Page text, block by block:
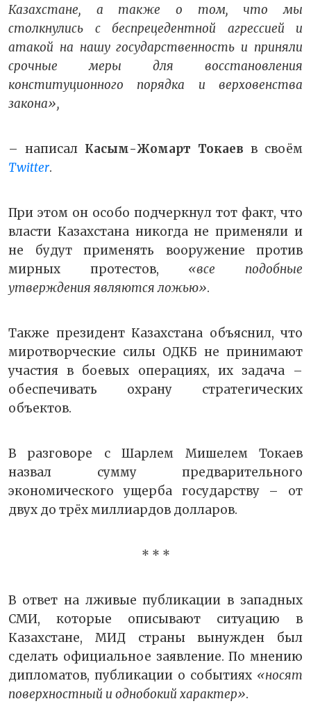
Казахстане, а также о том, что мы
столкнулись с беспрецедентной агрессией и
атакой на нашу государственность и приняли
срочные меры для восстановления
конституционного порядка и верховенства
закона»,
– написал Касым-Жомарт Токаев в своём
Twitter.
При этом он особо подчеркнул тот факт, что
власти Казахстана никогда не применяли и
не будут применять вооружение против
мирных протестов, «все подобные
утверждения являются ложью».
Также президент Казахстана объяснил, что
миротворческие силы ОДКБ не принимают
участия в боевых операциях, их задача –
обеспечивать охрану стратегических
объектов.
В разговоре с Шарлем Мишелем Токаев
назвал сумму предварительного
экономического ущерба государству – от
двух до трёх миллиардов долларов.
* * *
В ответ на лживые публикации в западных
СМИ, которые описывают ситуацию в
Казахстане, МИД страны вынужден был
сделать официальное заявление. По мнению
дипломатов, публикации о событиях «носят
поверхностный и однобокий характер».